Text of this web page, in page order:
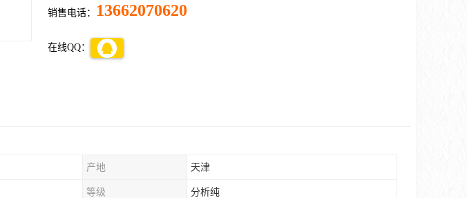
销售电话： 13662070620
在线QQ：
产地 天津
等级 分析纯